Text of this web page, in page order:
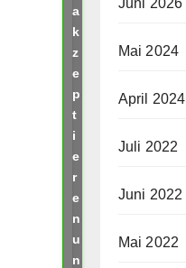
a
k
z
e
p
t
i
e
r
e
n
u
n
Juni 2026
Mai 2024
April 2024
Juli 2022
Juni 2022
Mai 2022